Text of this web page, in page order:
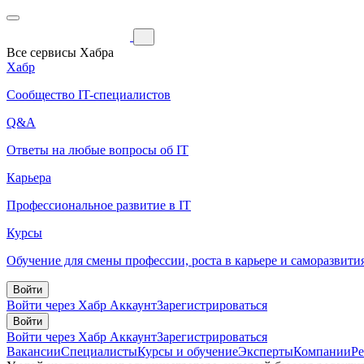
Все сервисы Хабра
Хабр
Сообщество IT-специалистов
Q&A
Ответы на любые вопросы об IT
Карьера
Профессиональное развитие в IT
Курсы
Обучение для смены профессии, роста в карьере и
Войти
Войти через Хабр АккаунтЗарегистрироваться
Войти
Войти через Хабр АккаунтЗарегистрироваться
ВакансииСпециалистыКурсы и обучениеЭкспертыКомпании